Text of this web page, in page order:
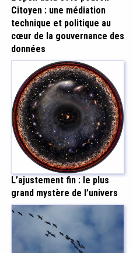
Citoyen : une médiation
technique et politique au
cœur de la gouvernance des
données
L’ajustement fin : le plus
grand mystère de l’univers